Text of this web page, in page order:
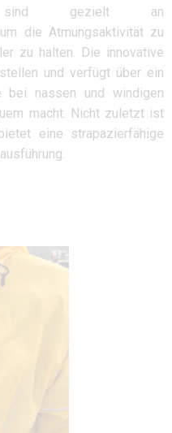
sind gezielt an
die Atmungsaktivität zu
zu halten. Die innovative
und verfügt über ein
bei nassen und windigen
macht. Nicht zuletzt ist
eine strapazierfähige